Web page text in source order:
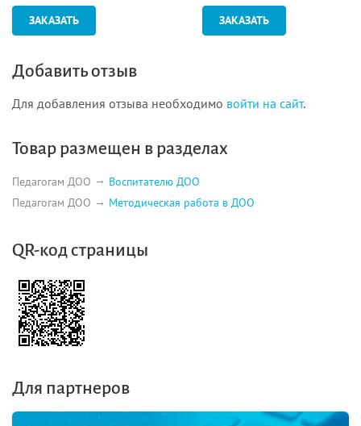
ЗАКАЗАТЬ ЗАКАЗАТЬ
Добавить отзыв
Для добавления отзыва необходимо войти на сайт.
Товар размещен в разделах
Педагогам ДОО
Воспитателю ДОО
Педагогам ДОО
Методическая работа в ДОО
QR-код страницы
Для партнеров